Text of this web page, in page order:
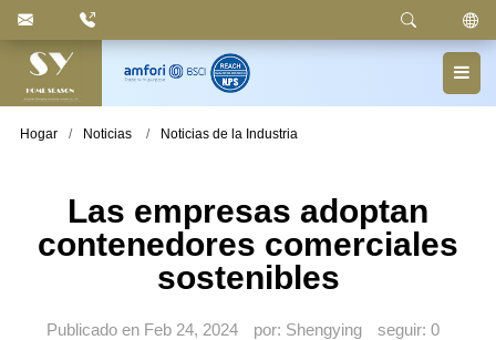
Palabra clave: Papelera con pedal, papelera con
compartimento, cesto de basura, papelera para la colada,
portarrollos, toallero, accesorios de baño
Hogar Noticias Noticias de la Industria
Las empresas adoptan
contenedores comerciales
sostenibles
Publicado en Feb 24, 2024 por: Shengying seguir: 0